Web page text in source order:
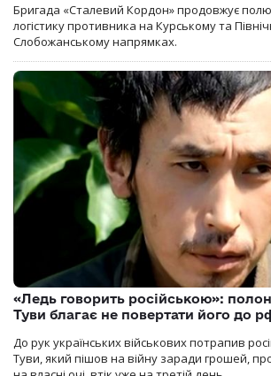
Бригада «Сталевий Кордон» продовжує
логістику противника на Курському та
Слобожанському напрямках.
«Ледь говорить російською»:
Туви благає не повертати його до
До рук українських військових потрапив
Туви, який пішов на війну заради грошей,